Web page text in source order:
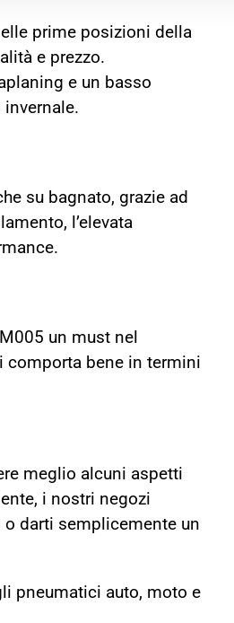
prime posizioni della
e prezzo.
e un basso
su bagnato, grazie ad
l’elevata
un must nel
comporta bene in termini
meglio alcuni aspetti
i nostri negozi
darti semplicemente un
pneumatici auto, moto e